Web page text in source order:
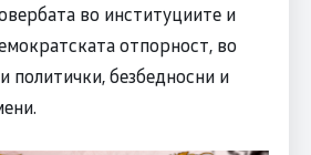
во институциите и
отпорност, во
политички, безбедносни и